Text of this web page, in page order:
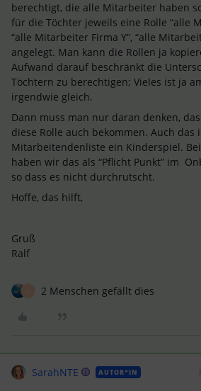
berechtigt, die alle Mitarbeiter haben
für die Töchter jeweils eine Rolle “alle
“alle Mitarbeiter Firma Y”, “alle
angelegt. Man kann die Rollen ja
Aufwand darauf beschränkt die
Töchtern zu berechtigen; Vieles ist ja
irgendwie gleich.
Dann muss man nur daran denken,
diese Rolle auch bekommen. Auch das
Mitarbeitendenliste ein Kinderspiel.
haben wir das als “Pflicht Punkt” im
so dass es nicht durchrutscht.
Hoffe, das hilft,
Gruß
Ralf
2 Menschen gefällt dies
SarahNTE AUTOR*IN